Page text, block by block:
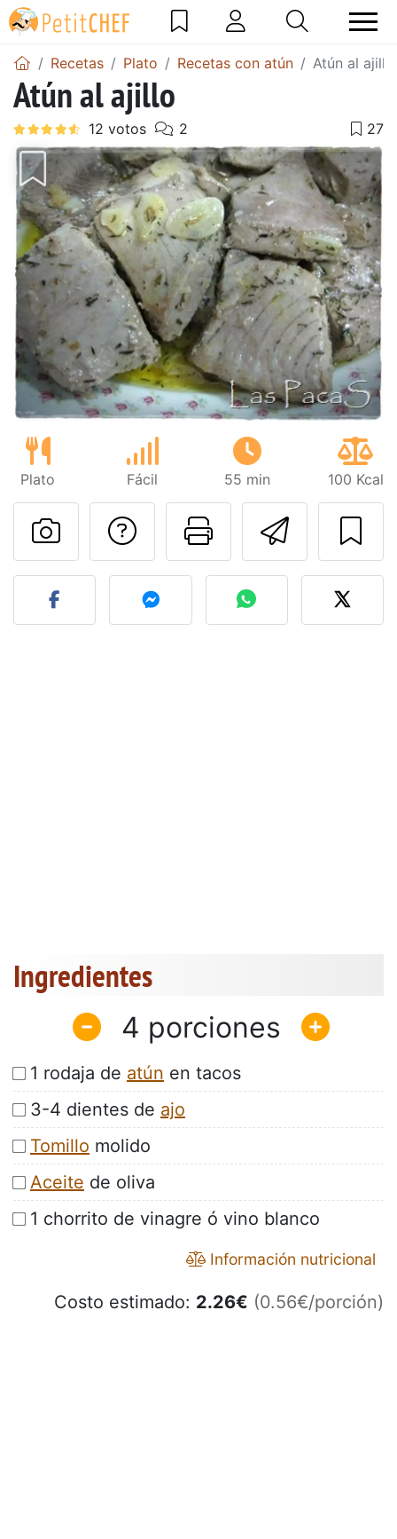
Recetas Plato Recetas con atún Atún al ajillo
Atún al ajillo
Plato Fácil 55 min 100 Kcal
Imprimir
Preguntar al autor
Publicar la foto de esta
Ingredientes
4
1 rodaja de atún en tacos
3-4 dientes de ajo
Tomillo molido
Aceite de oliva
1 chorrito de vinagre ó vino blanco
Información nutricional
Costo estimado: 2.26€ (0.56€/porción)